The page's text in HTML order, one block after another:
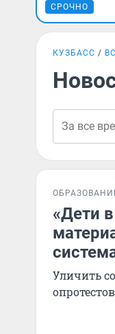
СРОЧНО
КУЗБАСС
«Дети
Уличить